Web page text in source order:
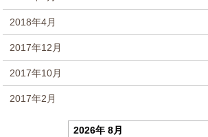
2018年4月
2017年12月
2017年10月
2017年2月
2026年 8月